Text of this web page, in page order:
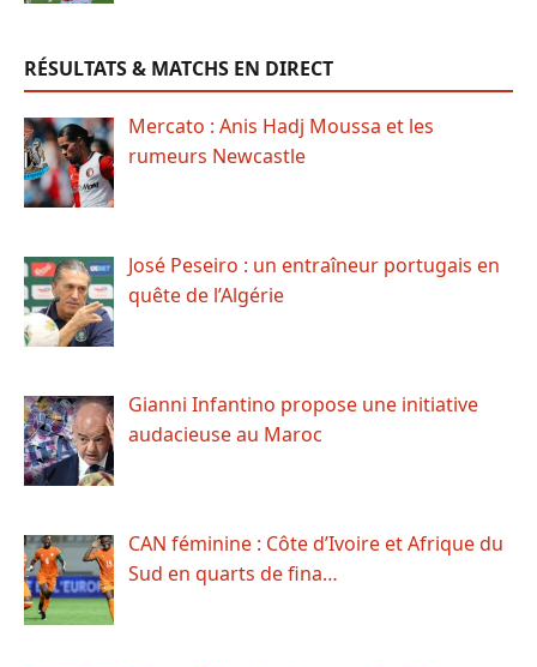
RÉSULTATS & MATCHS EN DIRECT
Mercato : Anis Hadj Moussa et les
rumeurs Newcastle
José Peseiro : un entraîneur portugais en
quête de l’Algérie
Gianni Infantino propose une initiative
audacieuse au Maroc
CAN féminine : Côte d’Ivoire et Afrique du
Sud en quarts de fina…